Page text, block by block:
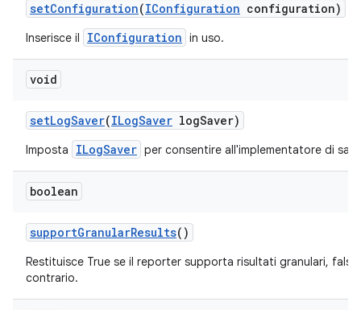
setConfiguration(IConfiguration configuration)
Inserisce il IConfiguration in uso.
void
setLogSaver(ILogSaver logSaver)
Imposta ILogSaver per consentire all'implementatore di
boolean
supportGranularResults()
Restituisce True se il reporter supporta risultati granulari, false
contrario.